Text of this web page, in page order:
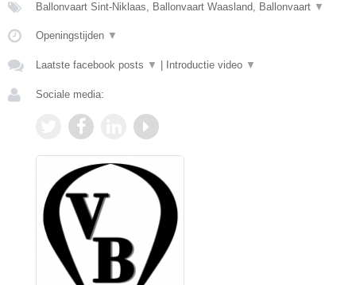
Ballonvaart Sint-Niklaas, Ballonvaart Waasland, Ballonvaart ▼
Openingstijden ▼
Laatste facebook posts ▼ Introductie video ▼
Sociale media: